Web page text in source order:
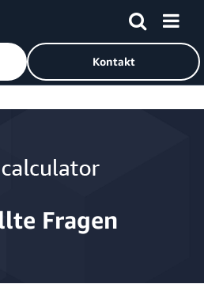
Kontakt
Fragen